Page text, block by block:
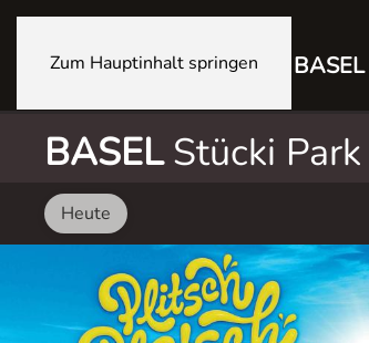
Zum Hauptinhalt springen
BASELStücki Park
Heute